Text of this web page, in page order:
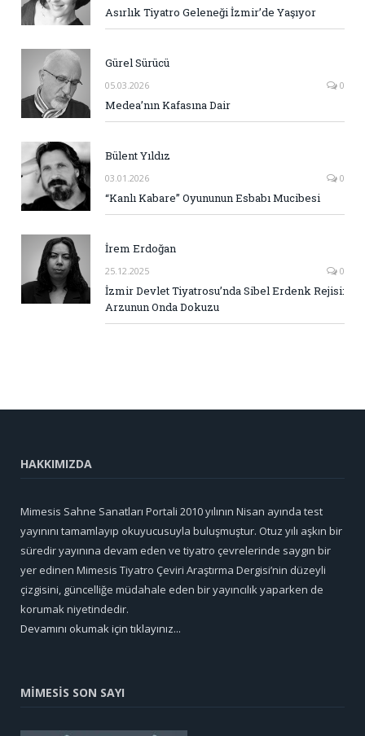
Asırlık Tiyatro Geleneği İzmir’de Yaşıyor
Gürel Sürücü
05.03.2026 0
Medea’nın Kafasına Dair
Bülent Yıldız
03.01.2026 0
“Kanlı Kabare” Oyununun Esbabı Mucibesi
İrem Erdoğan
25.12.2025 0
İzmir Devlet Tiyatrosu’nda Sibel Erdenk Rejisi:
Arzunun Onda Dokuzu
HAKKIMIZDA
Mimesis Sahne Sanatları Portali 2010 yılının Nisan ayında test
yayınını tamamlayıp okuyucusuyla buluşmuştur. Otuz yılı aşkın bir
süredir yayınına devam eden ve tiyatro çevrelerinde saygın bir
yer edinen Mimesis Tiyatro Çeviri Araştırma Dergisi’nin düzeyli
çizgisini, güncelliğe müdahale eden bir yayıncılık yaparken de
korumak niyetindedir.
Devamını okumak için tıklayınız...
MİMESİS SON SAYI